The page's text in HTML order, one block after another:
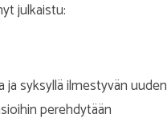
julkaistu:
ja syksyllä ilmestyvän uuden
perehdytään